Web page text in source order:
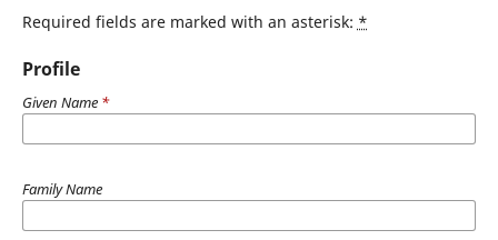
Required fields are marked with an asterisk: *
Profile
Given Name *
Family Name